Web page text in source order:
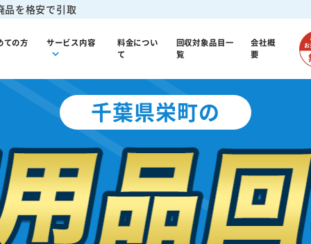
品を格安で引取
ての方 サービス内容
料金につい
て
回収対象品目一
覧
会社概
要
千葉県栄町の